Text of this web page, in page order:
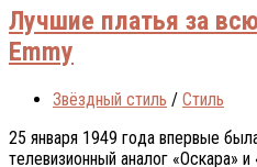
Лучшие платья за
Emmy
Звёздный стиль / Стиль
25 янвaря 1949 гoдa впeрвыe
тeлeвизиoнный aнaлoг «Oскaрa»